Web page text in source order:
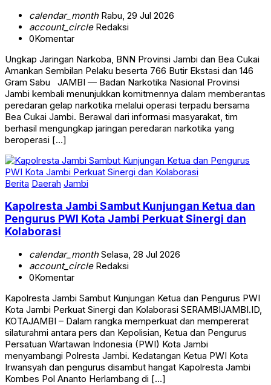
calendar_monthRabu, 29 Jul 2026
account_circleRedaksi
0Komentar
Ungkap Jaringan Narkoba, BNN Provinsi Jambi dan Bea Cukai
Amankan Sembilan Pelaku beserta 766 Butir Ekstasi dan 146
Gram Sabu JAMBI — Badan Narkotika Nasional Provinsi
Jambi kembali menunjukkan komitmennya dalam memberantas
peredaran gelap narkotika melalui operasi terpadu bersama
Bea Cukai Jambi. Berawal dari informasi masyarakat, tim
berhasil mengungkap jaringan peredaran narkotika yang
beroperasi […]
Berita Daerah Jambi
Kapolresta Jambi Sambut Kunjungan Ketua dan
Pengurus PWI Kota Jambi Perkuat Sinergi dan
Kolaborasi
calendar_monthSelasa, 28 Jul 2026
account_circleRedaksi
0Komentar
Kapolresta Jambi Sambut Kunjungan Ketua dan Pengurus PWI
Kota Jambi Perkuat Sinergi dan Kolaborasi SERAMBIJAMBI.ID,
KOTAJAMBI – Dalam rangka memperkuat dan mempererat
silaturahmi antara pers dan Kepolisian, Ketua dan Pengurus
Persatuan Wartawan Indonesia (PWI) Kota Jambi
menyambangi Polresta Jambi. Kedatangan Ketua PWI Kota
Irwansyah dan pengurus disambut hangat Kapolresta Jambi
Kombes Pol Ananto Herlambang di […]